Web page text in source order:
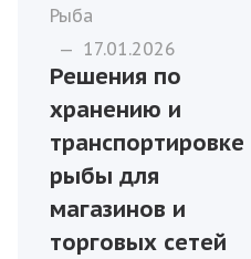
Рыба
— 17.01.2026
Решения по
хранению и
транспортировке
рыбы для
магазинов и
торговых сетей